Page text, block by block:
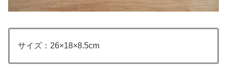
サイズ：26×18×8.5cm